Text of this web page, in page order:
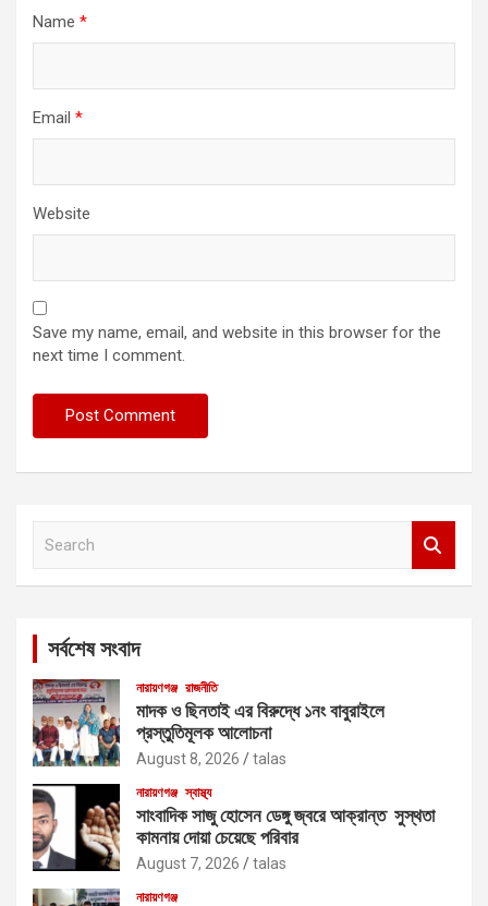
Name *
Email *
Website
Save my name, email, and website in this browser for the
next time I comment.
সর্বশেষ সংবাদ
নারায়ণগঞ্জ রাজনীতি
মাদক ও ছিনতাই এর বিরুদ্ধে ১নং বাবুরাইলে
প্রস্তুতিমূলক আলোচনা
August 8, 2026 talas
নারায়ণগঞ্জ স্বাস্থ্য
সাংবাদিক সাজু হোসেন ডেঙ্গু জ্বরে আক্রান্ত সুস্থতা
কামনায় দোয়া চেয়েছে পরিবার
August 7, 2026 talas
নারায়ণগঞ্জ